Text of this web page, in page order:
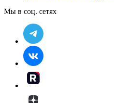
Мы в соц. сетях